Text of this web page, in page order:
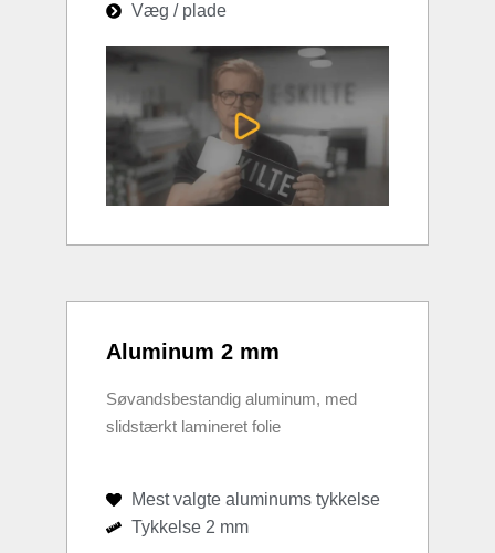
Væg / plade
Aluminum 2 mm
Søvandsbestandig aluminum, med
slidstærkt lamineret folie
Mest valgte aluminums tykkelse
Tykkelse 2 mm